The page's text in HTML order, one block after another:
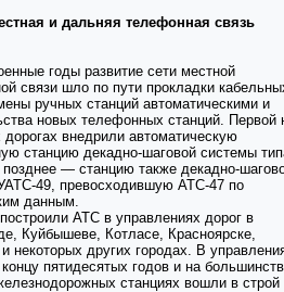
и дальняя телефонная связь
годы развитие сети местной
связи шло по пути прокладки
ручных станций автоматическими и
новых телефонных станций. Первой
внедрили автоматическую
станцию декадно-шаговой системы
— станцию также декадно-
49, превосходившую АТС-47 по
данным.
АТС в управлениях дорог в
Куйбышеве, Котласе, Красноярске,
некоторых других городах. В
концу пятидесятых годов и на
станциях вошли в строй